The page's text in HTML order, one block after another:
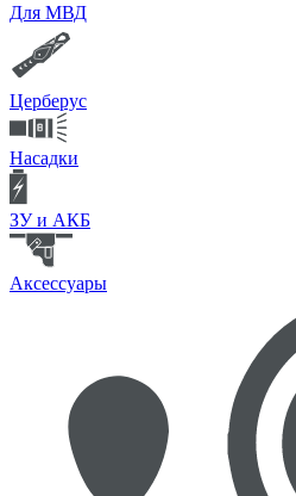
Для МВД
Церберус
Насадки
ЗУ и АКБ
Аксессуары